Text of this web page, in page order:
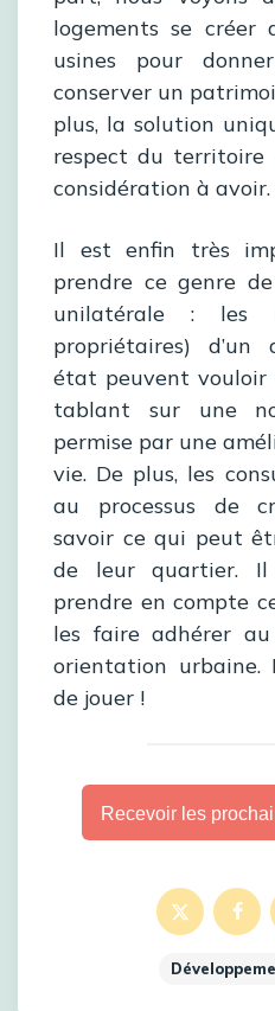
logements se créer
usines pour
conserver un
plus, la solution
respect du territoire
considération à avoir.
Il est enfin très
prendre ce genre
unilatérale : les
propriétaires)
état peuvent vouloir
tablant sur une
permise par une
vie. De plus, les
au processus de
savoir ce qui peut
de leur quartier.
prendre en compte
les faire adhérer
orientation urbaine.
de jouer !
Recevoir les